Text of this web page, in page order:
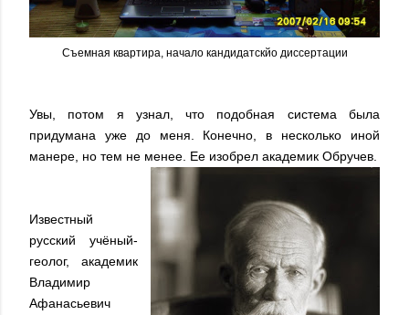
Съемная квартира, начало кандидатскйо диссертации
Увы, потом я узнал, что подобная система была
придумана уже до меня. Конечно, в несколько иной
манере, но тем не менее. Ее изобрел академик Обручев.
Известный
русский учёный-
геолог, академик
Владимир
Афанасьевич